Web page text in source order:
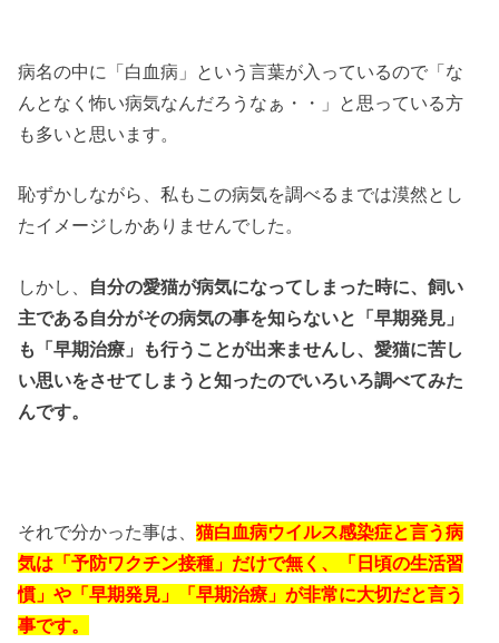
病名の中に「白血病」という言葉が入っているので「な
んとなく怖い病気なんだろうなぁ・・」と思っている方
も多いと思います。
恥ずかしながら、私もこの病気を調べるまでは漠然とし
たイメージしかありませんでした。
しかし、 自分の愛猫が病気になってしまった時に、飼い
主である自分がその病気の事を知らないと「早期発見」
も「早期治療」も行うことが出来ませんし、愛猫に苦し
い思いをさせてしまうと知ったのでいろいろ調べてみた
んです。
それで分かった事は、猫白血病ウイルス感染症と言う病
気は「予防ワクチン接種」だけで無く、「日頃の生活習
慣」や「早期発見」「早期治療」が非常に大切だと言う
事です。